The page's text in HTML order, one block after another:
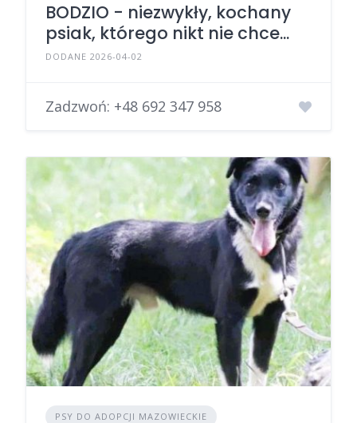
BODZIO - niezwykły, kochany
psiak, którego nikt nie chce...
DODANE 2026-04-02
Zadzwoń: +48 692 347 958
PSY DO ADOPCJI MAZOWIECKIE